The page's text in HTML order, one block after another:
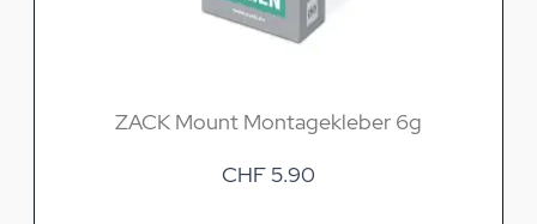
ZACK Mount Montagekleber 6g
CHF 5.90